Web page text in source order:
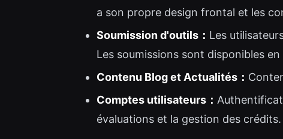
a son propre design frontal et les
Soumission d'outils： Les
Les soumissions sont disponibles
Contenu Blog et Actualités：
Comptes utilisateurs：
évaluations et la gestion des crédits.